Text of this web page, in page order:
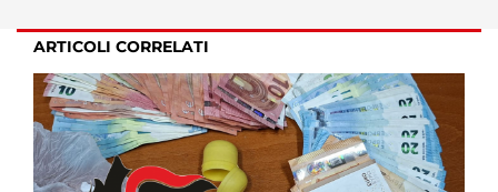
ARTICOLI CORRELATI